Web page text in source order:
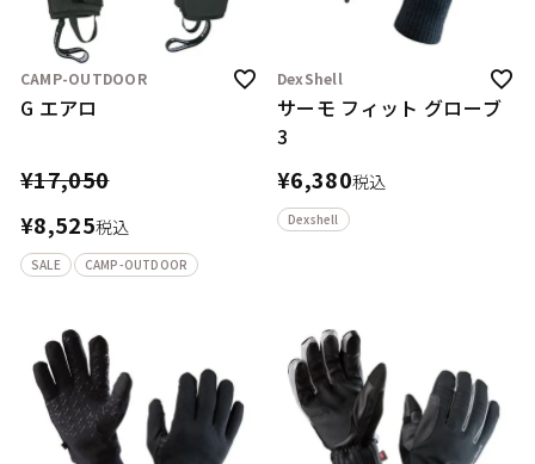
CAMP-OUTDOOR
G エアロ
¥17,050
¥8,525税込
SALE CAMP-OUTDOOR
DexShell
サーモ フィット グローブ
3
¥6,380税込
Dexshell